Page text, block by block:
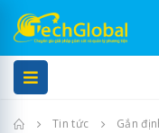
Trang chủ
Tin tức Gắn